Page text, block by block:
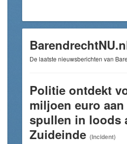
De laatste nieuwsberichten van
Politie ontdekt
miljoen euro
spullen in loods
Zuideinde (Incident)